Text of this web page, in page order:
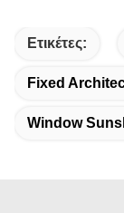
Ετικέτες:
Fixed
Window